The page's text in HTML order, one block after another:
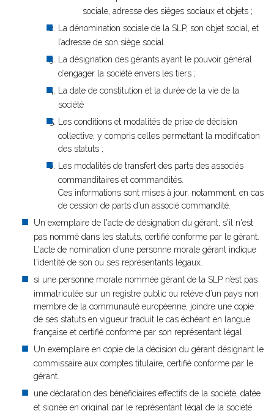
sociale, adresse des sièges sociaux et objets ;
La dénomination sociale de la SLP, son objet social, et
l’adresse de son siège social
La désignation des gérants ayant le pouvoir général
d’engager la société envers les tiers ;
La date de constitution et la durée de la vie de la
société
Les conditions et modalités de prise de décision
collective, y compris celles permettant la modification
des statuts ;
Les modalités de transfert des parts des associés
commanditaires et commandités.
Ces informations sont mises à jour, notamment, en cas
de cession de parts d’un associé commandité.
Un exemplaire de l'acte de désignation du gérant, s'il n'est
pas nommé dans les statuts, certifié conforme par le gérant.
L'acte de nomination d'une personne morale gérant indique
l'identité de son ou ses représentants légaux.
si une personne morale nommée gérant de la SLP n’est pas
immatriculée sur un registre public ou relève d’un pays non
membre de la communauté européenne, joindre une copie
de ses statuts en vigueur traduit le cas échéant en langue
française et certifié conforme par son représentant légal
Un exemplaire en copie de la décision du gérant désignant le
commissaire aux comptes titulaire, certifié conforme par le
gérant.
une déclaration des bénéficiaires effectifs de la société, datée
et signée en original par le représentant légal de la société.